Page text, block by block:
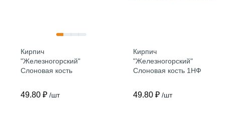
Кирпич
"Железногорский"
Слоновая кость
49.80 ₽ /шт
Кирпич
"Железногорский"
Слоновая кость 1НФ
49.80 ₽ /шт